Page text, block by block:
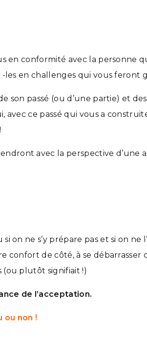
en conformité avec la personne
les en challenges qui vous feront
son passé (ou d’une partie) et
avec ce passé qui vous a
avec la perspective d’une
ne s’y prépare pas et si on ne
confort de côté, à se débarrasser
(ou plutôt signifiait !)
de l’acceptation.
ou non !